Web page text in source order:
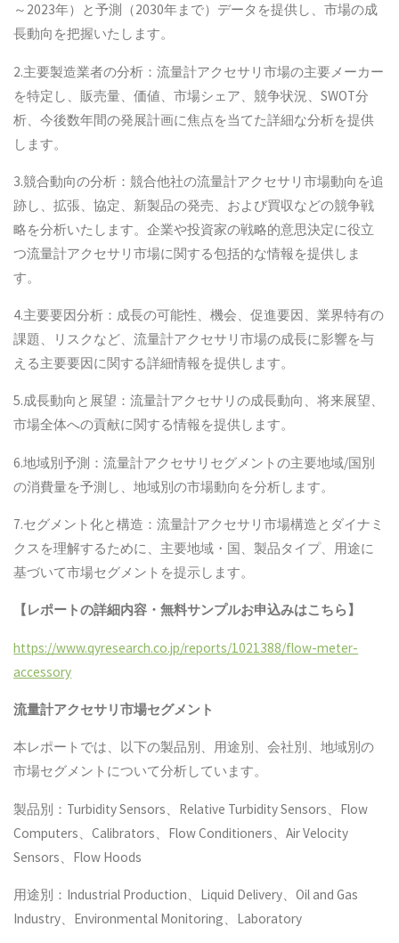
～2023年）と予測（2030年まで）データを提供し、市場の成
長動向を把握いたします。
2.主要製造業者の分析：流量計アクセサリ市場の主要メーカー
を特定し、販売量、価値、市場シェア、競争状況、SWOT分
析、今後数年間の発展計画に焦点を当てた詳細な分析を提供
します。
3.競合動向の分析：競合他社の流量計アクセサリ市場動向を追
跡し、拡張、協定、新製品の発売、および買収などの競争戦
略を分析いたします。企業や投資家の戦略的意思決定に役立
つ流量計アクセサリ市場に関する包括的な情報を提供しま
す。
4.主要要因分析：成長の可能性、機会、促進要因、業界特有の
課題、リスクなど、流量計アクセサリ市場の成長に影響を与
える主要要因に関する詳細情報を提供します。
5.成長動向と展望：流量計アクセサリの成長動向、将来展望、
市場全体への貢献に関する情報を提供します。
6.地域別予測：流量計アクセサリセグメントの主要地域/国別
の消費量を予測し、地域別の市場動向を分析します。
7.セグメント化と構造：流量計アクセサリ市場構造とダイナミ
クスを理解するために、主要地域・国、製品タイプ、用途に
基づいて市場セグメントを提示します。
【レポートの詳細内容・無料サンプルお申込みはこちら】
https://www.qyresearch.co.jp/reports/1021388/flow-meter-
accessory
流量計アクセサリ市場セグメント
本レポートでは、以下の製品別、用途別、会社別、地域別の
市場セグメントについて分析しています。
製品別：Turbidity Sensors、Relative Turbidity Sensors、Flow
Computers、Calibrators、Flow Conditioners、Air Velocity
Sensors、Flow Hoods
用途別：Industrial Production、Liquid Delivery、Oil and Gas
Industry、Environmental Monitoring、Laboratory